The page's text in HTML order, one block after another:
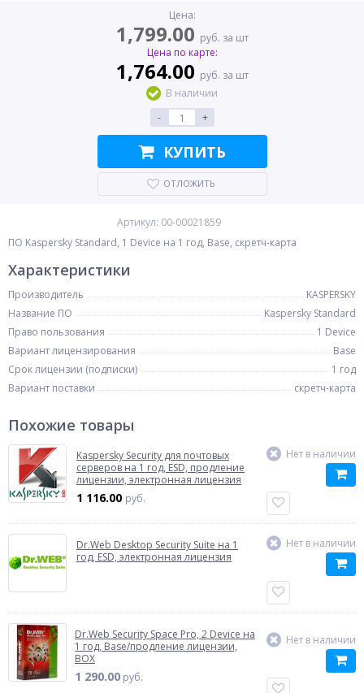
Цена:
1,799.00 руб. за шт
Цена по карте:
1,764.00 руб. за шт
В наличии
-
+
КУПИТЬ
ОТЛОЖИТЬ
Артикул: 00-00021859
ПО Kaspersky Standard, 1 Device на 1 год, Base, скретч-карта
Характеристики
Производитель
KASPERSKY
Название ПО
Kaspersky Standard
Право пользования
1 Device
Вариант лицензирования
Base
Срок лицензии (подписки)
1 год
Вариант поставки
скретч-карта
Похожие товары
Kaspersky Security для почтовых
серверов на 1 год, ESD, продление
лицензии, электронная лицензия
1 116.00 руб.
Нет в наличии
Dr.Web Desktop Security Suite на 1
год, ESD, электронная лицензия
Нет в наличии
Dr.Web Security Space Pro, 2 Device на
1 год, Base/продление лицензии,
BOX
1 290.00 руб.
Нет в наличии